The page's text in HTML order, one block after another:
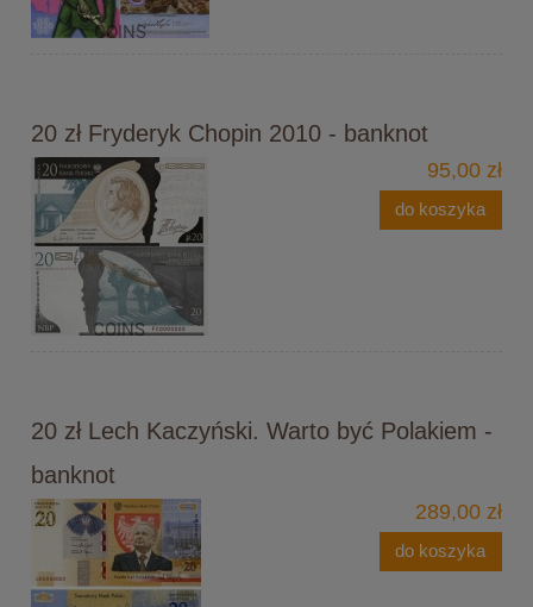
20 zł Fryderyk Chopin 2010 - banknot
95,00 zł
do koszyka
20 zł Lech Kaczyński. Warto być Polakiem -
banknot
289,00 zł
do koszyka